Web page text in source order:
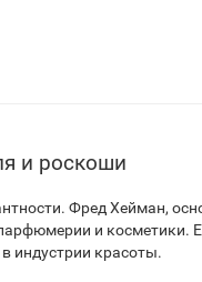
и роскоши
Фред Хейман,
и косметики.
индустрии красоты.